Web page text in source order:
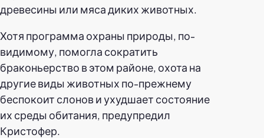
древесины или мяса диких животных.
Хотя программа охраны природы, по-
видимому, помогла сократить
браконьерство в этом районе, охота на
другие виды животных по-прежнему
беспокоит слонов и ухудшает состояние
их среды обитания, предупредил
Кристофер.